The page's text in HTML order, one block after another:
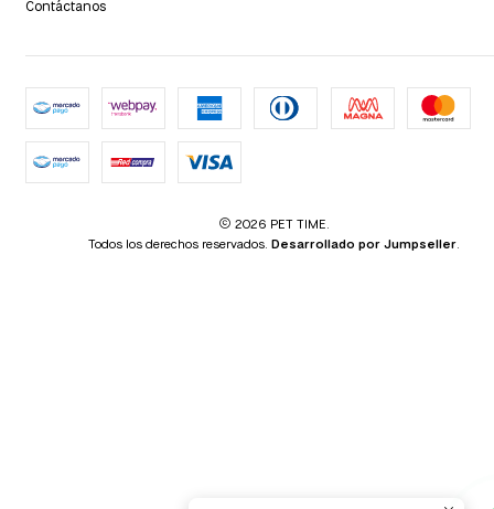
Contáctanos
2026 PET TIME.
Todos los derechos reservados. Desarrollado por Jumpseller.